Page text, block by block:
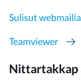
Sulisut
Teamviewer
Nittartakkap